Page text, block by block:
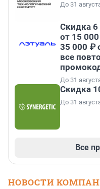
До 31
Скидка 6
от 15
35 000 ₽
все
До 31
Скидка
До 31
Все
НОВОСТИ